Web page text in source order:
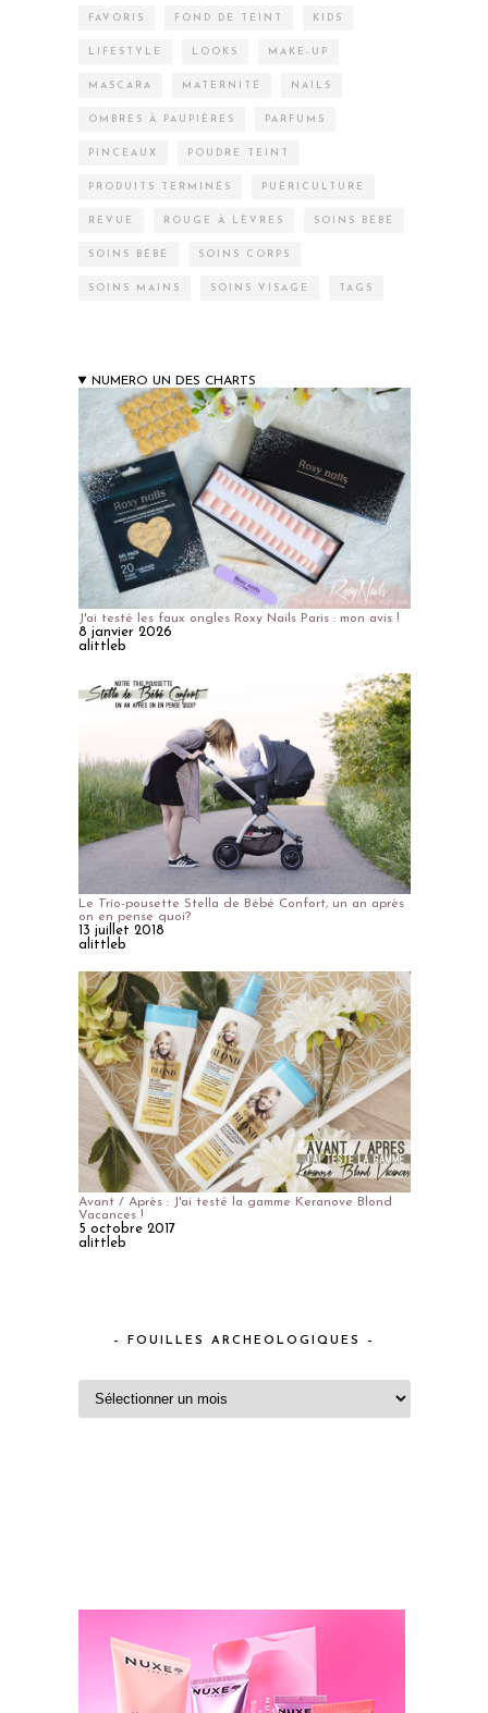
FAVORIS FOND DE TEINT KIDS
LIFESTYLE LOOKS MAKE-UP
MASCARA MATERNITÉ NAILS
OMBRES À PAUPIÈRES PARFUMS
PINCEAUX POUDRE TEINT
PRODUITS TERMINÉS PUÉRICULTURE
REVUE ROUGE À LÈVRES SOINS BÉBÉ
SOINS BÉBÉ SOINS CORPS
SOINS MAINS SOINS VISAGE TAGS
NUMERO UN DES CHARTS
J'ai testé les faux ongles Roxy Nails Paris : mon avis !
8 janvier 2026
alittleb
Le Trio-pousette Stella de Bébé Confort, un an après
on en pense quoi?
13 juillet 2018
alittleb
Avant / Après : J'ai testé la gamme Keranove Blond
Vacances !
5 octobre 2017
alittleb
– FOUILLES ARCHEOLOGIQUES –